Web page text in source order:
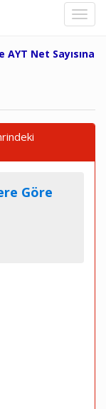
Net Sayısına
Göre